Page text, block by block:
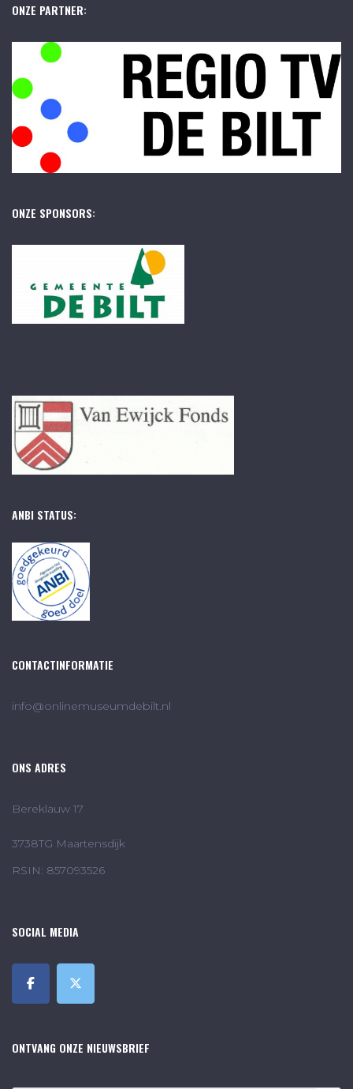
ONZE PARTNER:
ONZE SPONSORS:
ANBI STATUS:
CONTACTINFORMATIE
info@onlinemuseumdebilt.nl
ONS ADRES
Bereklauw 17
3738TG Maartensdijk
RSIN: 857093526
SOCIAL MEDIA
ONTVANG ONZE NIEUWSBRIEF